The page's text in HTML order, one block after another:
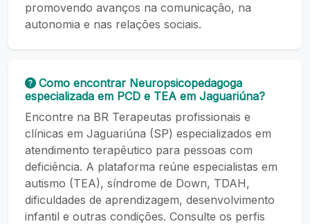
promovendo avanços na comunicação, na
autonomia e nas relações sociais.
Como encontrar Neuropsicopedagoga
especializada em PCD e TEA em Jaguariúna?
Encontre na BR Terapeutas profissionais e
clínicas em Jaguariúna (SP) especializados em
atendimento terapêutico para pessoas com
deficiência. A plataforma reúne especialistas em
autismo (TEA), síndrome de Down, TDAH,
dificuldades de aprendizagem, desenvolvimento
infantil e outras condições. Consulte os perfis